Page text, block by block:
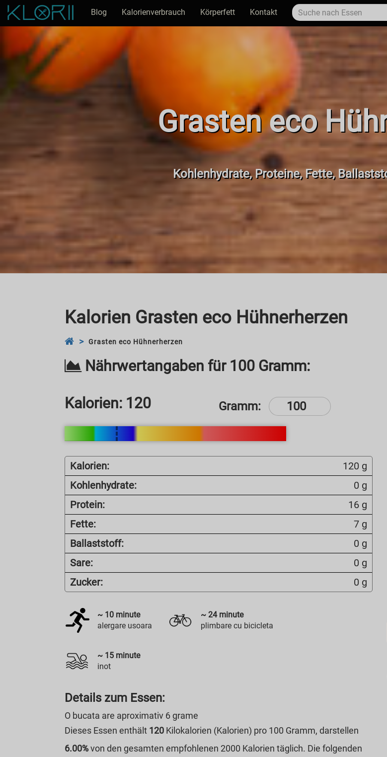
Blog Kalorienverbrauch Körperfett Kontakt
Grasten eco
Kohlenhydrate, Proteine, Fette,
Kalorien Grasten eco Hühnerherzen
Grasten eco Hühnerherzen
Nährwertangaben für 100 Gramm:
Kalorien: 120 Gramm:
Kalorien:
120 g
Kohlenhydrate:
0 g
Protein:
16 g
Fette:
7 g
Ballaststoff:
0 g
Sare:
0 g
Zucker:
0 g
~ 10 minute
alergare usoara
~24minute
plimbare cu bicicleta
~ 15 minute
inot
Details zum Essen:
O bucata are aproximativ 6 grame
Dieses Essen enthält 120 Kilokalorien (Kalorien) pro 100 Gramm, darstellen
6.00%von den gesamten empfohlenen 2000 Kalorien täglich. Die folgenden